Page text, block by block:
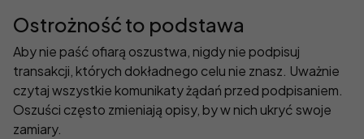
Ostrożność to podstawa
Aby nie paść ofiarą oszustwa, nigdy nie podpisuj
transakcji, których dokładnego celu nie znasz. Uważnie
czytaj wszystkie komunikaty żądań przed podpisaniem.
Oszuści często zmieniają opisy, by w nich ukryć swoje
zamiary.